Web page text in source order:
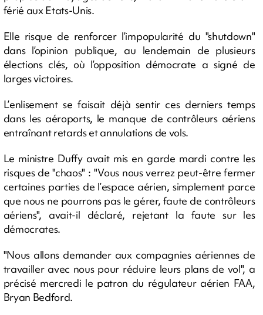
férié aux Etats-Unis.
Elle risque de renforcer l’impopularité du "shutdown"
dans l’opinion publique, au lendemain de plusieurs
élections clés, où l’opposition démocrate a signé de
larges victoires.
L’enlisement se faisait déjà sentir ces derniers temps
dans les aéroports, le manque de contrôleurs aériens
entraînant retards et annulations de vols.
Le ministre Duffy avait mis en garde mardi contre les
risques de "chaos" : "Vous nous verrez peut-être fermer
certaines parties de l’espace aérien, simplement parce
que nous ne pourrons pas le gérer, faute de contrôleurs
aériens", avait-il déclaré, rejetant la faute sur les
démocrates.
"Nous allons demander aux compagnies aériennes de
travailler avec nous pour réduire leurs plans de vol", a
précisé mercredi le patron du régulateur aérien FAA,
Bryan Bedford.